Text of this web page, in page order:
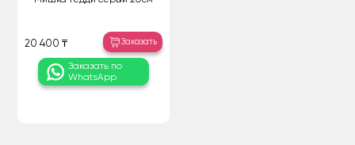
20 400 ₸ Заказать
Заказать по
WhatsApp